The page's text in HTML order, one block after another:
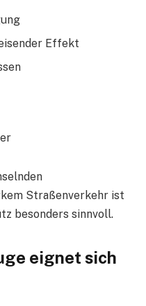
Effekt
Straßenverkehr ist
besonders sinnvoll.
eignet sich